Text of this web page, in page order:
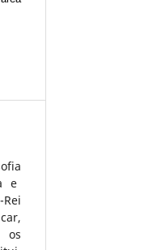
e
os